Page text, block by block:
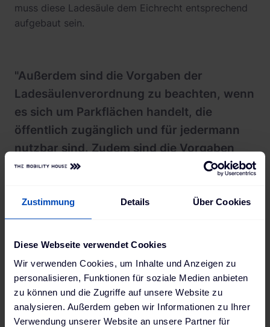
Zustimmung Details Über Cookies
Diese Webseite verwendet Cookies
Wir verwenden Cookies, um Inhalte und Anzeigen zu
personalisieren, Funktionen für soziale Medien anbieten
zu können und die Zugriffe auf unsere Website zu
analysieren. Außerdem geben wir Informationen zu Ihrer
Verwendung unserer Website an unsere Partner für
muss diese Ladesäule dem Eichrecht entsprechend
aufgebaut sein.
"Außerdem sind die Vorgaben der
Ladesäulenverordnung zu beachten, wenn
es sich um Parkflächen handelt, die
öffentlich zugänglich und für jedermann
nutzbar sind. Zudem sind die Vorgaben
der Preisangabenverordnung zu beachten,
Besucher:innen um Verbraucher:innen
handelt."
Dr. Katharina Vera Boesche ,
Rechtsanwältin, Leiterin der Fachgruppe Recht in dem
vom Bundesministerium für Wirtschaft und Energie
(BMWi) geförderten Forschungs- und
Technologieprogramm „IKT für Elektromobilität